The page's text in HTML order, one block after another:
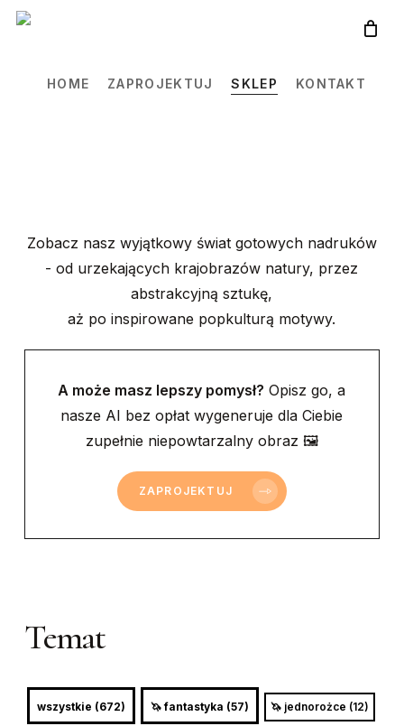
Skip
contentHOME ZAPROJEKTUJ SKLEP KONTAKT
Zobacz nasz wyjątkowy świat gotowych nadruków
- od urzekających krajobrazów natury, przez
abstrakcyjną sztukę,
aż po inspirowane popkulturą motywy.
A może masz lepszy pomysł? Opisz go, a
nasze AI bez opłat wygeneruje dla Ciebie
zupełnie niepowtarzalny obraz 🖼
ZAPROJEKTUJ
Temat
wszystkie (672) 🦄 fantastyka (57) 🦄 jednorożce (12)